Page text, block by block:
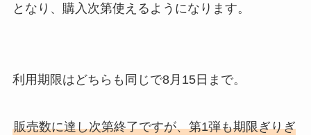
となり、購入次第使えるようになります。
利用期限はどちらも同じで8月15日まで。
販売数に達し次第終了ですが、第1弾も期限ぎりぎ